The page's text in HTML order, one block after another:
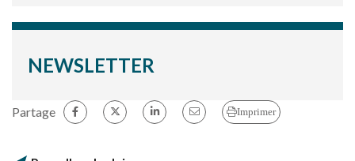
NEWSLETTER
Partage Imprimer